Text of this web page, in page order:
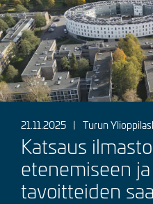
21.11.2025 | Turun
Katsaus
etenemiseen
tavoitteiden